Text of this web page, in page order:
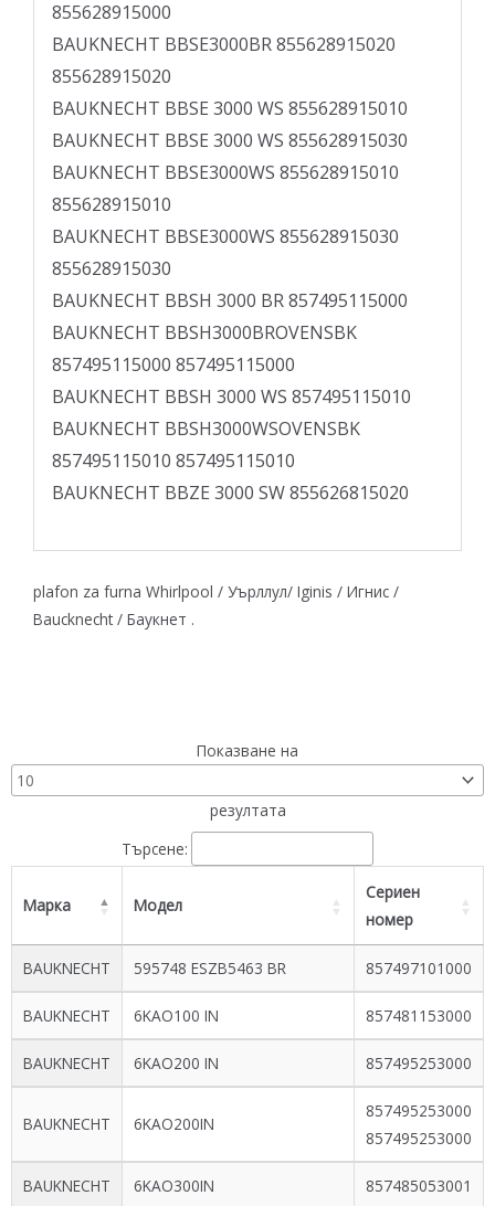
855628915000
BAUKNECHT BBSE3000BR 855628915020
855628915020
BAUKNECHT BBSE 3000 WS 855628915010
BAUKNECHT BBSE 3000 WS 855628915030
BAUKNECHT BBSE3000WS 855628915010
855628915010
BAUKNECHT BBSE3000WS 855628915030
855628915030
BAUKNECHT BBSH 3000 BR 857495115000
BAUKNECHT BBSH3000BROVENSBK
857495115000 857495115000
BAUKNECHT BBSH 3000 WS 857495115010
BAUKNECHT BBSH3000WSOVENSBK
857495115010 857495115010
BAUKNECHT BBZE 3000 SW 855626815020
plafon za furna Whirlpool / Уърллул/ Iginis / Игнис /
Baucknecht / Баукнет .
Показване на
резултата
Търсене:
Марка Модел
Сериен
номер
BAUKNECHT 595748 ESZB5463 BR 857497101000
BAUKNECHT 6KAO100 IN 857481153000
BAUKNECHT 6KAO200 IN 857495253000
BAUKNECHT 6KAO200IN
857495253000
857495253000
BAUKNECHT 6KAO300IN 857485053001